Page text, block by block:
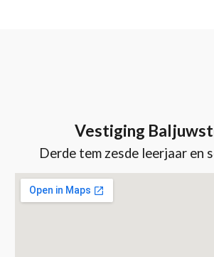
Vestiging
Derde tem zesde leerjaar en